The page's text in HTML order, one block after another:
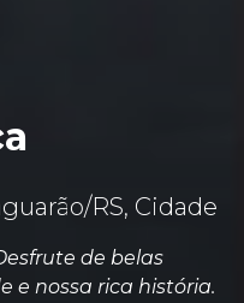
RS, Cidade
de belas
e nossa rica história.